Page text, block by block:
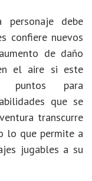
personaje debe
confiere nuevos
de daño
el aire si este
puntos para
que se
transcurre
lo que permite a
jugables a su